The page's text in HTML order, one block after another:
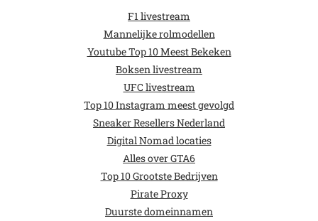
F1 livestream
Mannelijke rolmodellen
Youtube Top 10 Meest Bekeken
Boksen livestream
UFC livestream
Top 10 Instagram meest gevolgd
Sneaker Resellers Nederland
Digital Nomad locaties
Alles over GTA6
Top 10 Grootste Bedrijven
Pirate Proxy
Duurste domeinnamen